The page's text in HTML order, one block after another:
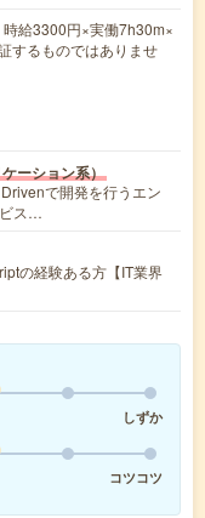
給3300円×実働7h30m×
するものではありませ
ーション系）
で開発を行うエン
ス…
の経験ある方【IT業界
しずか
コツコツ